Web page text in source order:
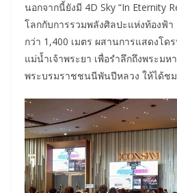
นอกจากนี้ยังมี 4D Sky “In Eternity
โลกกับการรวมพลังศิลปะแห่งท้องฟ้
กว่า 1,400 เมตร ผสานการแสดงโด
แม่น้ำเจ้าพระยา เพื่อรำลึกถึงพระม
พระบรมราชชนนีพันปีหลวง ให้ได้ช